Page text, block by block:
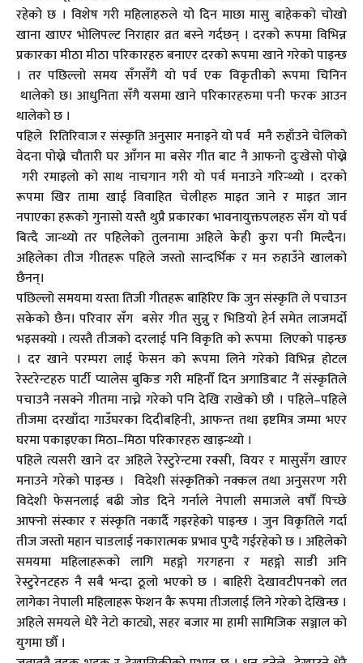
रहेको छ । विशेष गरी महिलाहरुले यो दिन माछा मासु बाहेकको चोखो
खाना खाएर भोलिपल्ट निराहार व्रत बस्ने गर्दछन् । दरको रूपमा विभिन्न
प्रकारका मीठा मीठा परिकारहरु बनाएर दरको रूपमा खाने गरेको पाइन्छ
। तर पछिल्लो समय सँगसँगै यो पर्व एक विकृतीको रूपमा चिनिन
थालेको छ। आधुनिता सँगै यसमा खाने परिकारहरुमा पनी फरक आउन
थालेको छ ।
पहिले रितिरिवाज र संस्कृति अनुसार मनाइने यो पर्व मनै रुहाँउने चेलिको
वेदना पोख्ने चौतारी घर आँगन मा बसेर गीत बाट नै आफनो दुःखेसो पोख्ने
गरी रमाइलो को साथ नाचगान गरी यो पर्व मनाउने गरिन्थ्यो । दरको
रूपमा खिर तामा खाई विवाहित चेलीहरु माइत जाने र माइत जान
नपाएका हरूको गुनासो यस्तै थुप्रै प्रकारका भावनायुक्तपलहरु सँग यो पर्व
बित्दै जान्थ्यो तर पहिलेको तुलनामा अहिले केही कुरा पनी मिल्दैन।
अहिलेका तीज गीतहरू पहिले जस्तो सान्दर्भिक र मन रुहाउँने खालको
छैनन्।
पछिल्लो समयमा यस्ता तिजी गीतहरू बाहिरिए कि जुन संस्कृति ले पचाउन
सकेको छैन। परिवार सँग बसेर गीत सुन्नु र भिडियो हेर्न समेत लाजमर्दो
भइसक्यो । त्यस्तै तीजको दरलाई पनि विकृति को रूपमा लिएको पाइन्छ
। दर खाने परम्परा लाई फेसन को रूपमा लिने गरेको विभिन्न होटल
रेस्टरेन्टहरु पार्टी प्यालेस बुकिङ गरी महिनौँ दिन अगाडिबाट नैं संस्कृतिले
पचाउनै नसक्ने गीतमा नाच्ने गरेको पनि देखि राखेको छौ । पहिले–पहिले
तीजमा दरखाँदा गाउँघरका दिदीबहिनी, आफन्त तथा इष्टमित्र जम्मा भएर
घरमा पकाइएका मिठा–मिठा परिकारहरु खाइन्थ्यो ।
पहिले त्यसरी खाने दर अहिले रेस्टुरेन्टमा रक्सी, वियर र मासुसँग खाएर
मनाउने गरेको पाइन्छ । विदेशी संस्कृतिको नक्कल तथा अनुसरण गरी
विदेशी फेसनलाई बढी जोड दिने गर्नाले नेपाली समाजले वर्षौं पिच्छे
आफ्नो संस्कार र संस्कृति नकार्दै गइरहेको पाइन्छ । जुन विकृतिले गर्दा
तीज जस्तो महान चाडलाई नकारात्मक प्रभाव पुग्दै गईरहेको छ । अहिलेको
समयमा महिलाहरूको लागि महङ्गो गरगहना र महङ्गो साडी अनि
रेस्टुरेनटहरु नै सबै भन्दा ठूलो भएको छ । बाहिरी देखावटीपनको लत
लागेका नेपाली महिलाहरू फेशन कै रूपमा तीजलाई लिने गरेको देखिन्छ ।
अहिले समयले धेरै नेटो काट्यो, सहर बजार मा हामी सामिजिक सञ्जाल को
युगमा छौँ ।